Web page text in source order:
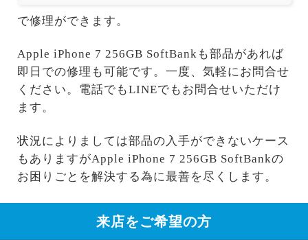
で修理ができます。
Apple iPhone 7 256GB SoftBankも部品があれば
即日での修理も可能です。一度、気軽にお問合せ
ください。電話でもLINEでもお問合せいただけ
ます。
状況によりましては部品の入手ができないケース
もありますがApple iPhone 7 256GB SoftBankの
お困りごとを解決する為に最善を尽くします。
来店をご希望の方